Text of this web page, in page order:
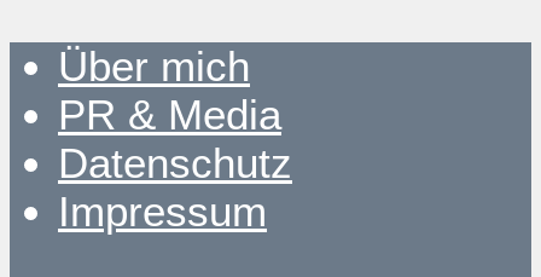
Über mich
PR & Media
Datenschutz
Impressum